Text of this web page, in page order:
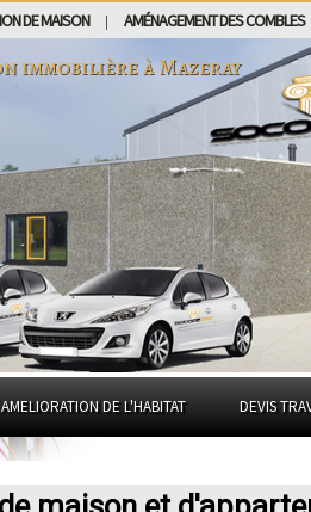
DE MAISON AMÉNAGEMENT DES COMBLES
immobilière àMazeray
AMELIORATION DE L'HABITAT DEVIS